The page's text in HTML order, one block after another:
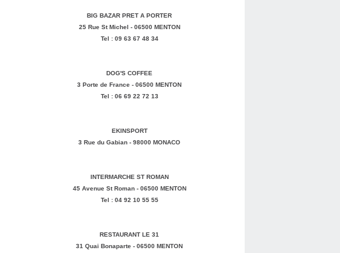
BIG BAZAR PRET A PORTER
25 Rue St Michel - 06500 MENTON
Tel : 09 63 67 48 34
DOG'S COFFEE
3 Porte de France - 06500 MENTON
Tel : 06 69 22 72 13
EKINSPORT
3 Rue du Gabian - 98000 MONACO
INTERMARCHE ST ROMAN
45 Avenue St Roman - 06500 MENTON
Tel : 04 92 10 55 55
RESTAURANT LE 31
31 Quai Bonaparte - 06500 MENTON